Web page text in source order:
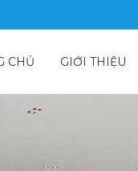
CHỦ GIỚI THIỆU